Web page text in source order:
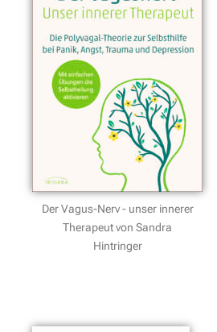
Der Vagus-Nerv - unser innerer
Therapeut von Sandra
Hintringer